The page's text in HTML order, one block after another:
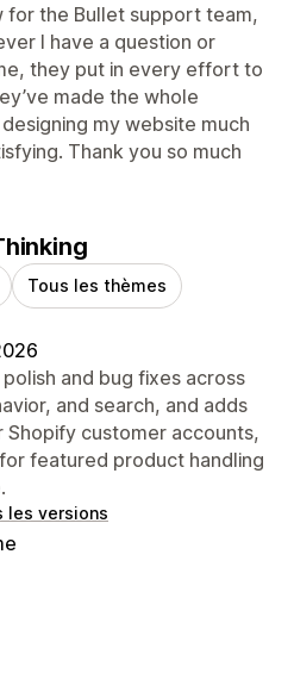
for the Bullet support team,
I have a question or
they put in every effort to
made the whole
my website much
Thank you so much
Tous les thèmes
and bug fixes across
and search, and adds
customer accounts,
featured product handling
les versions